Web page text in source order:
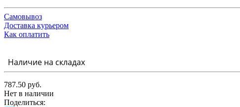
Самовывоз
Доставка курьером
Как оплатить
Наличие на складах
787.50 руб.
Нет в наличии
Поделиться: